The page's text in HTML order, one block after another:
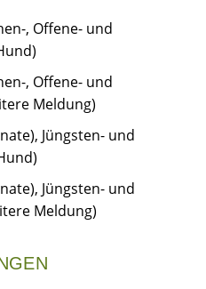
, Offene- und
, Offene- und
Meldung)
Jüngsten- und
Jüngsten- und
Meldung)